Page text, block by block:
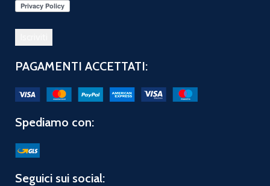
PAGAMENTI ACCETTATI:
Spediamo con:
Seguici sui social: